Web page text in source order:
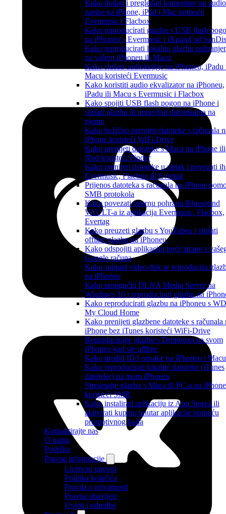
Kako dodati i pregledati komentare na audio
zapise na iPhone, iPad i Mac pomoću
Evermusic i Flacbox
Kako reproducirati glazbu s USB flash
na iPhoneu s Evermusic i iXpand od
Kako reproducirati lokalnu glazbu
na vašem iPhoneu ili Macu
Kako slušati audioknjige na iPhoneu, iPadu
Macu koristeći Evermusic
Kako koristiti audio ekvalizator na iPhoneu,
iPadu ili Macu s Evermusic i Flacbox
Kako spojiti USB flash pogon na iPhone i
slušati glazbu ili upravljati datotekama na
njemu
Kako bežično prenijeti datoteke s računala
iPhone koristeći WiFi-Drive
Kako prenijeti datoteke s Maca na iPhone ili
iPad koristeći Finder
Kako prenijeti datoteke u oblak i povezati
Evermusic, Flacbox ili Evertag
Prijenos datoteka s računala na iPhone
SMB protokola
Kako povezati internu pohranu Bluesound
VAULT-a iz aplikacija Evermusic, Flacbox,
Evertag
Kako preuzeti glazbu s YouTubea i slušati
offline glazbu na iPhoneu
Kako odspojiti aplikaciju treće strane s
Google računa
Kako snimati video dok se reproducira
na iPhoneu
Kako omogućiti DLNA Media Server na
Windows 10 i reproducirati glazbu na
Kako reproducirati glazbu na iPhoneu s WD
My Cloud Home
Kako prenijeti glazbene datoteke s računala
iPhone bez iTunes koristeći WiFi-Drive
Reproducirajte glazbu s Dropboxa na svom
iPhoneu kad ste offline
Kako urediti ID3 oznake na iPhoneu i Macu
Kako reproducirati lokalne datoteke (iTunes
datoteke) na mom iPhoneu
Streamajte glazbu s Maca ili PC-a na iPhone
koristeći SMB
Kako instalirati aplikaciju iz App Storea ili
aktivirati kupnju unutar aplikacije pomoću
promotivnog koda
Kontaktirajte nas
O nama
Podrška
Pravne informacije
Licencni ugovor
Politika kolačića
Pravila o privatnosti
Pravna obavijest
Uvjeti i odredbe